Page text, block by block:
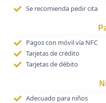
Se recomienda pedir cita
Pagos con móvil vía NFC
Tarjetas de crédito
Tarjetas de débito
Adecuado para niños